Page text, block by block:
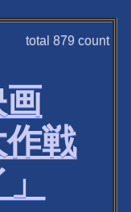
total879 count
作戦